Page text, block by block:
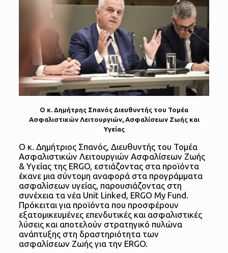
Ο κ. Δημήτρης Σπανός Διευθυντής του Τομέα
Ασφαλιστικών Λειτουργιών, Ασφαλίσεων Ζωής και
Υγείας
Ο κ. Δημήτριος Σπανός, Διευθυντής του Τομέα
Ασφαλιστικών Λειτουργιών Ασφαλίσεων Ζωής
& Υγείας της ERGO, εστιάζοντας στα προϊόντα
έκανε μια σύντομη αναφορά στα προγράμματα
ασφαλίσεων υγείας, παρουσιάζοντας στη
συνέχεια τα νέα Unit Linked, ERGO My Fund.
Πρόκειται για προϊόντα που προσφέρουν
εξατομικευμένες επενδυτικές και ασφαλιστικές
λύσεις και αποτελούν στρατηγικό πυλώνα
ανάπτυξης στη δραστηριότητα των
ασφαλίσεων Ζωής για την ERGO.